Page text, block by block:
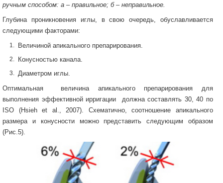
ручным способом: а – правильное; б – неправильное.
Глубина проникновения иглы, в свою очередь, обуславливается
следующими факторами:
Величиной апикального препарирования.
Конусностью канала.
Диаметром иглы.
Оптимальная величина апикального препарирования для
выполнения эффективной ирригации должна составлять 30, 40 по
ISO (Hsieh et al., 2007). Схематично, соотношение апикального
размера и конусности можно представить следующим образом
(Рис.5).